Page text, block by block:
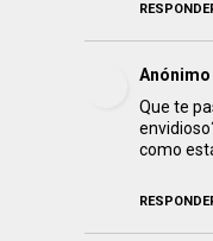
Anónimo
Que te
como